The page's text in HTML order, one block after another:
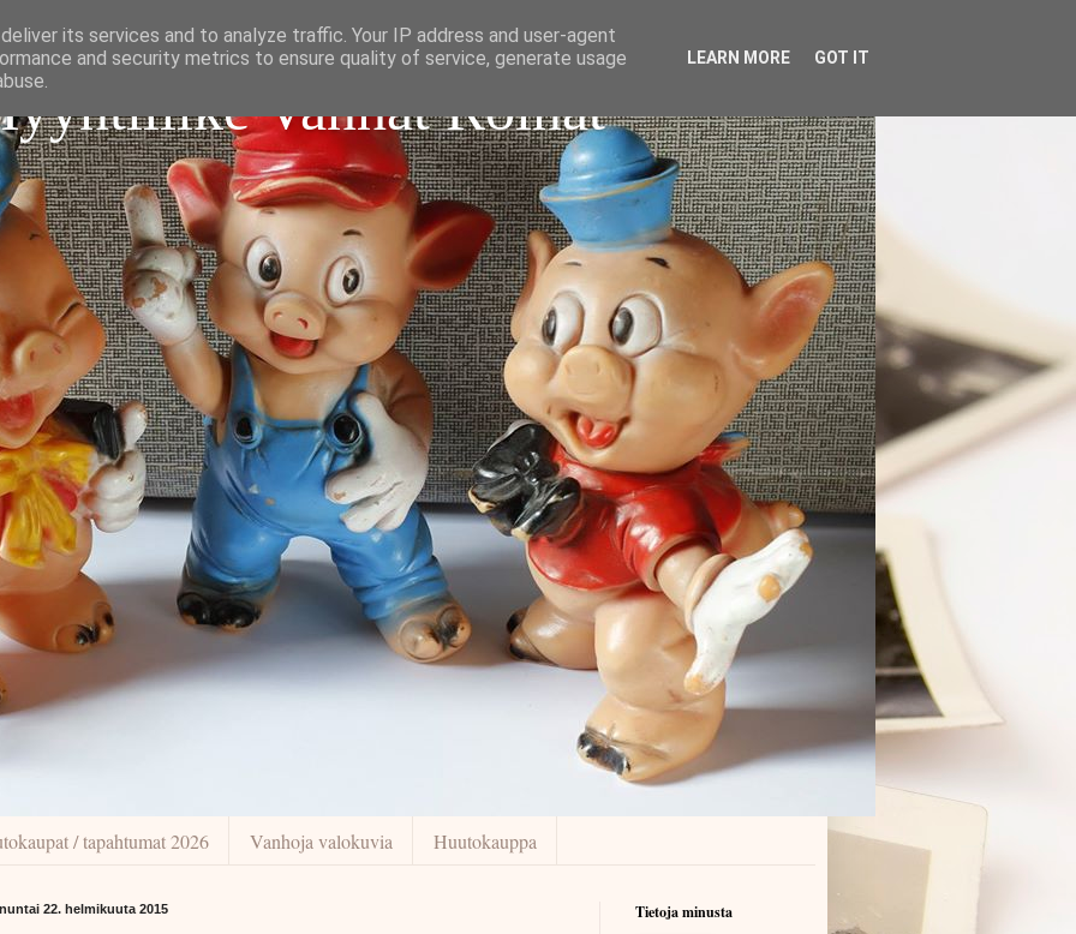
Vanhat Roinat
/ tapahtumat 2026 Vanhoja valokuvia Huutokauppa
22. helmikuuta 2015 Tietoja minusta
its services and to analyze traffic. Your IP address and user-agent
and security metrics to ensure quality of service, generate usage
LEARN MORE GOT IT